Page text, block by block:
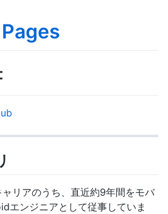
リアのうち、直近約9年間をモバ
エンジニアとして従事していま